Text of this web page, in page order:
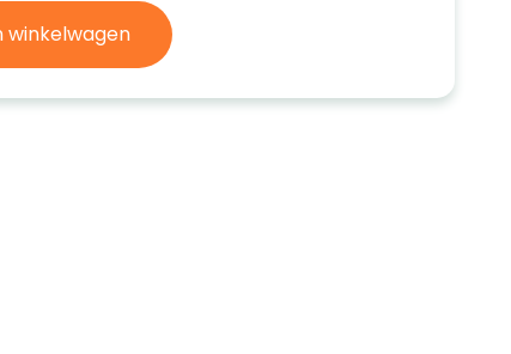
winkelwagen